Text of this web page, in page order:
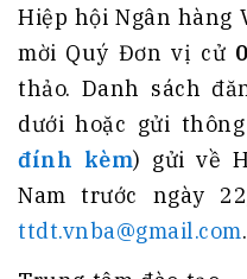
Hiệp hội Ngân
mời Quý Đơn vị cử
thảo. Danh sách
dưới hoặc gửi
đính kèm) gửi về
Nam trước ngày
ttdt.vnba@gmail.com.